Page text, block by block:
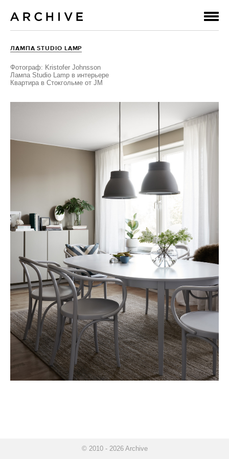
ЛАМПА STUDIO LAMP
Фотограф: Kristofer Johnsson
Лампа Studio Lamp в интерьере
Квартира в Стокгольме от JM
© 2010 - 2026 Archive